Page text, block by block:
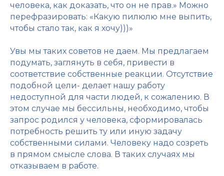
человека, как доказать, что он не прав.» Можно
перефразировать: «Какую пилюлю мне выпить,
чтобы стало так, как я хочу)))»
Увы мы таких советов не даем. Мы предлагаем
подумать, заглянуть в себя, привести в
соответствие собственные реакции. Отсутствие
подобной цели- делает нашу работу
недоступной для части людей, к сожалению. В
этом случае мы бессильны, необходимо, чтобы
запрос родился у человека, сформировалась
потребность решить ту или иную задачу
собственными силами. Человеку надо созреть
в прямом смысле слова. В таких случаях мы
отказываем в работе.